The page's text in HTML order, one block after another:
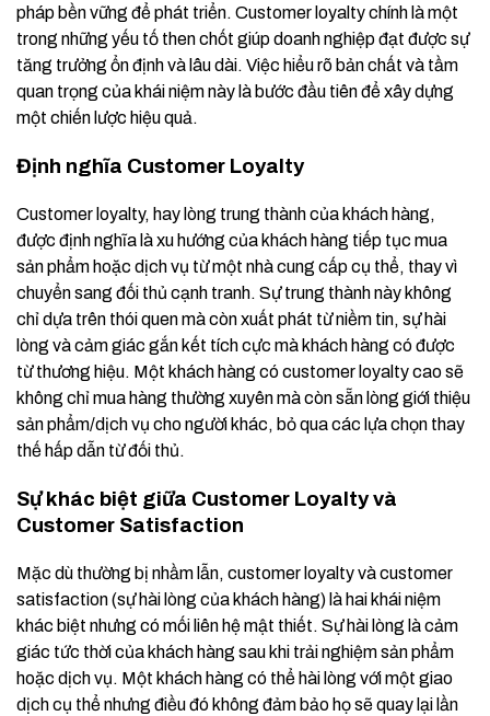
pháp bền vững để phát triển. Customer loyalty chính là một
trong những yếu tố then chốt giúp doanh nghiệp đạt được sự
tăng trưởng ổn định và lâu dài. Việc hiểu rõ bản chất và tầm
quan trọng của khái niệm này là bước đầu tiên để xây dựng
một chiến lược hiệu quả.
Định nghĩa Customer Loyalty
Customer loyalty, hay lòng trung thành của khách hàng,
được định nghĩa là xu hướng của khách hàng tiếp tục mua
sản phẩm hoặc dịch vụ từ một nhà cung cấp cụ thể, thay vì
chuyển sang đối thủ cạnh tranh. Sự trung thành này không
chỉ dựa trên thói quen mà còn xuất phát từ niềm tin, sự hài
lòng và cảm giác gắn kết tích cực mà khách hàng có được
từ thương hiệu. Một khách hàng có customer loyalty cao sẽ
không chỉ mua hàng thường xuyên mà còn sẵn lòng giới thiệu
sản phẩm/dịch vụ cho người khác, bỏ qua các lựa chọn thay
thế hấp dẫn từ đối thủ.
Sự khác biệt giữa Customer Loyalty và
Customer Satisfaction
Mặc dù thường bị nhầm lẫn, customer loyalty và customer
satisfaction (sự hài lòng của khách hàng) là hai khái niệm
khác biệt nhưng có mối liên hệ mật thiết. Sự hài lòng là cảm
giác tức thời của khách hàng sau khi trải nghiệm sản phẩm
hoặc dịch vụ. Một khách hàng có thể hài lòng với một giao
dịch cụ thể nhưng điều đó không đảm bảo họ sẽ quay lại lần